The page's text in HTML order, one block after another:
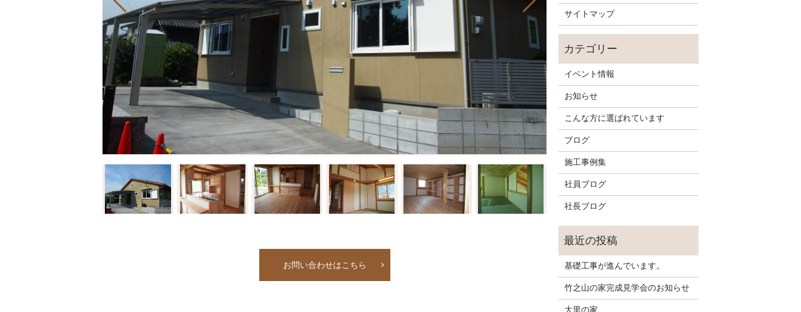
お問い合わせはこちら
サイトマップ
イベント情報
お知らせ
こんな方に選ばれています
ブログ
施工事例集
社員ブログ
社長ブログ
基礎工事が進んでいます。
竹之山の家完成見学会のお知らせ
大里の家